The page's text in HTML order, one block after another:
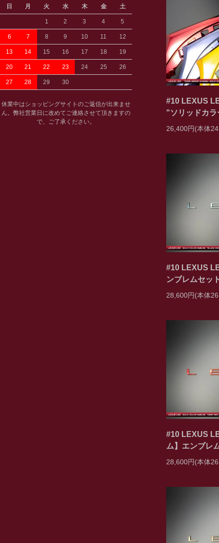
日 月 火 水 木 金 土
1 2 3 4 5
6 7 8 9 10 11 12
13 14 15 16 17 18 19
20 21 22 23 24 25 26
27 28 29 30
休業中はショッピングサイトのご返信が出来ませ
ん。弊社営業日に改めてご連絡させて頂きますの
で、ご了承ください。
#10 LEXUS
"ソリッドカ
26,400円(本体
#10 LEXUS
ンブレムセッ
28,600円(本体
#10 LEXUS
ム】エンブレ
28,600円(本体